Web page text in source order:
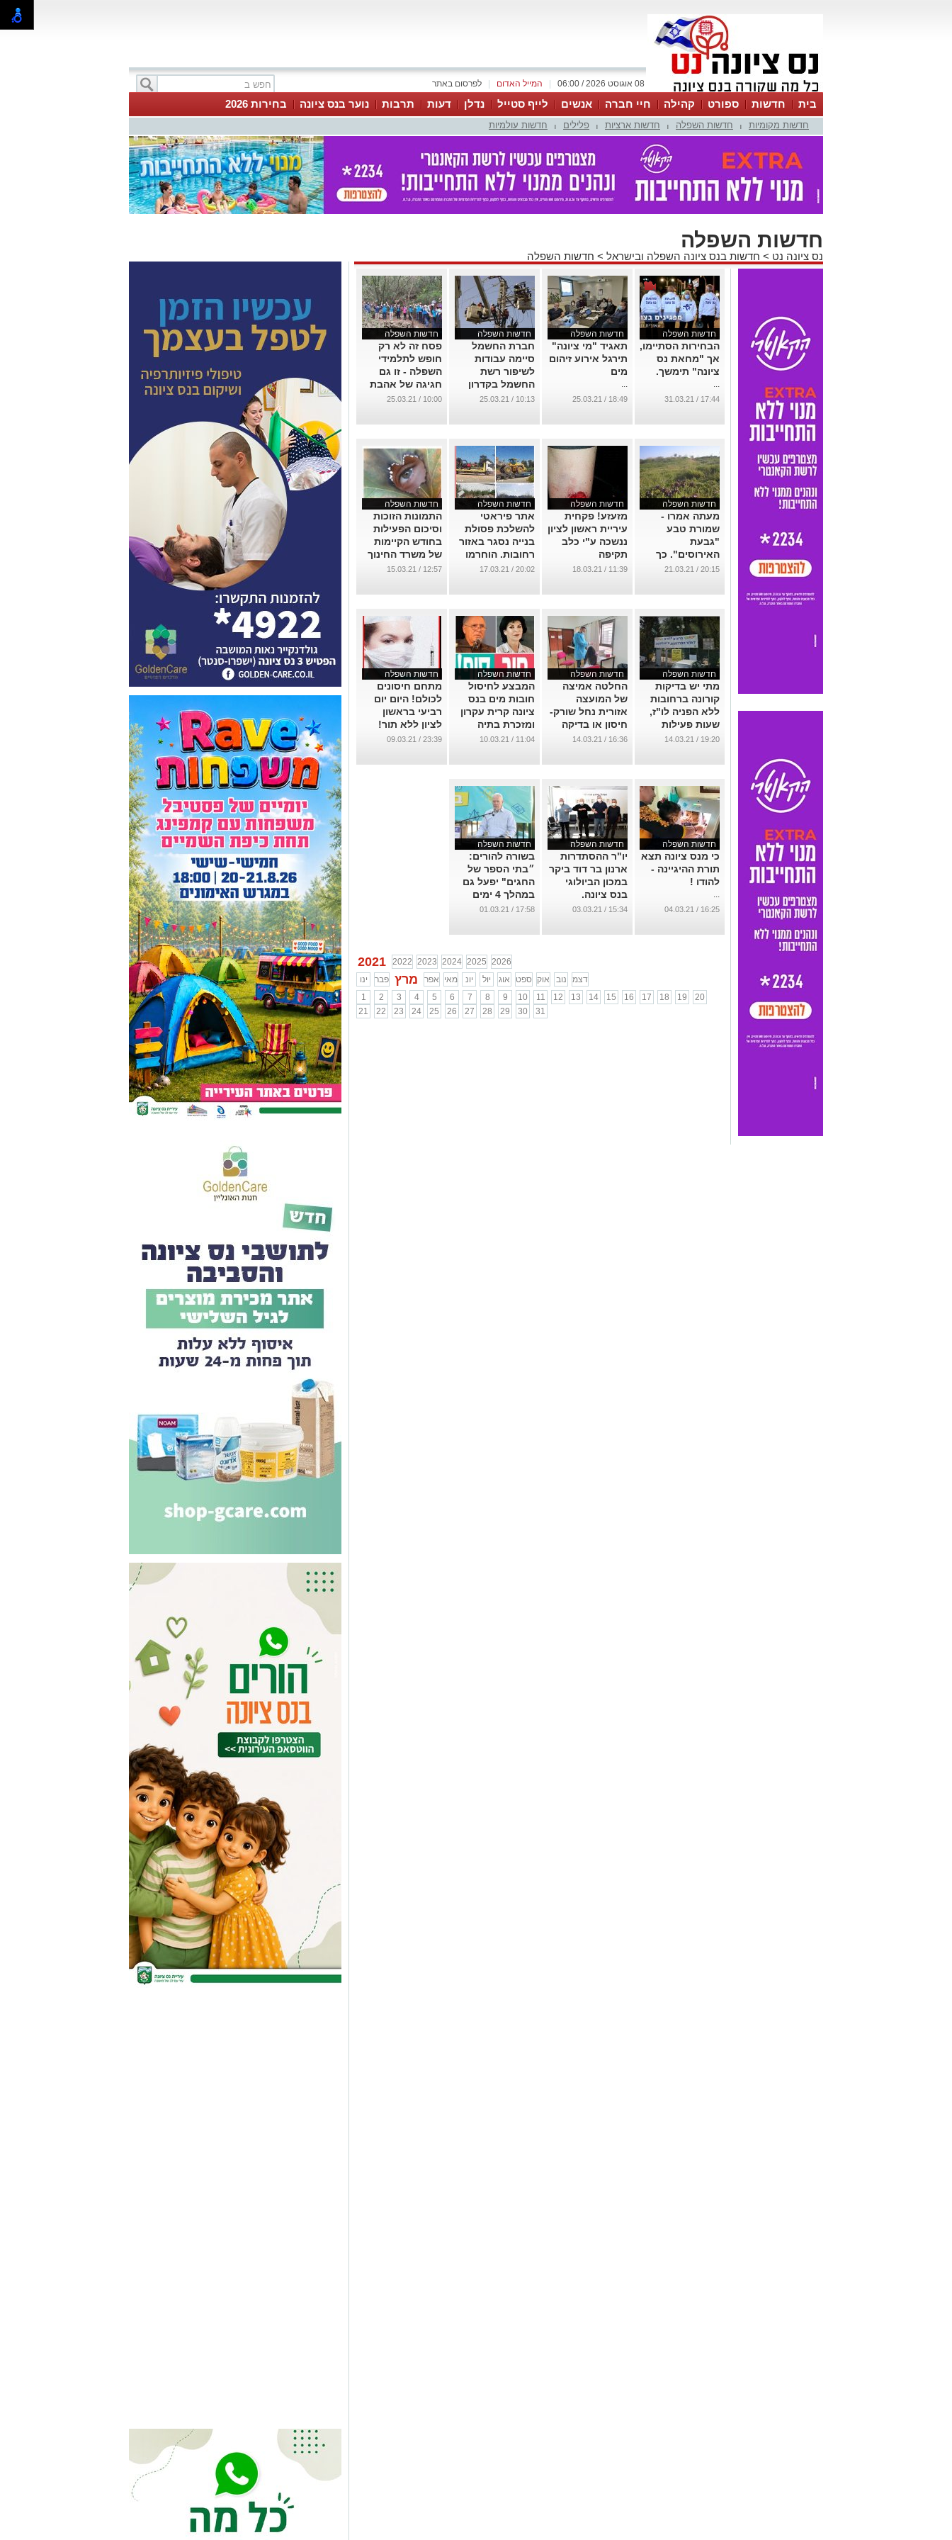
לפרסום באתר המייל האדום 08 אוגוסט 2026 / 06:00
בית חדשות ספורט קהילה חיי חברה אנשים לייף סטייל נדלן דעות תרבות נוער בנס ציונה בחירות 2026
חדשות מקומיות חדשות השפלה חדשות ארציות פלילים חדשות עולמיות
חדשות השפלה
נס ציונה נט > חדשות בנס ציונה השפלה ובישראל > חדשות השפלה
חדשות השפלה
הבחירות הסתיימו,
אך "מחאת נס
ציונה" תימשך.
...
17:44 / 31.03.21
חדשות השפלה
תאגיד "מי ציונה"
תירגל אירוע זיהום
מים
...
18:49 / 25.03.21
חדשות השפלה
חברת החשמל
סיימה עבודות
לשיפור רשת
החשמל בקדרון
ובית אלעזרי. מתי
ציונה?..
10:13 / 25.03.21
חדשות השפלה
פסח זה לא רק
חופש לתלמידי
השפלה - זו גם
חגיגה של אהבת
הארץ !
10:00 / 25.03.21
חדשות השפלה
מעתה אמרו -
שמורת טבע
"גבעת
האירוסים". כך
החליטה הוועדה
ובנייה
20:15 / 21.03.21
חדשות השפלה
מזעזע! פקחית
עיריית ראשון לציון
ננשכה ע"י כלב
תקיפה
...
11:39 / 18.03.21
חדשות השפלה
אתר פיראטי
להשלכת פסולת
בנייה נסגר באזור
רחובות. הוחרמו
כלי העבודה
...
20:02 / 17.03.21
חדשות השפלה
התמונות הזוכות
וסיכום הפעילות
בחודש הקיימות
של משרד החינוך
...
12:57 / 15.03.21
חדשות השפלה
מתי יש בדיקות
קורונה ברחובות
ללא הפניה לו"ז,
שעות פעילות
...
19:20 / 14.03.21
חדשות השפלה
החלטה אמיצה
של המועצה
אזורית נחל שורק-
חיסון או בדיקה
הם תנאי להגעת
למערכת החינוך
16:36 / 14.03.21
חדשות השפלה
המבצע לחיסול
חובות מים בנס
ציונה קרית עקרון
ומזכרת בתיה
מסתיים ב31.3 !!
11:04 / 10.03.21
חדשות השפלה
מתחם חיסונים
לכולם! היום יום
רביעי בראשון
לציון ללא תור!
...
23:39 / 09.03.21
חדשות השפלה
כי מנס ציונה תצא
תורת ההיגיינה -
להודו !
...
16:25 / 04.03.21
חדשות השפלה
יו"ר ההסתדרות
ארנון בר דוד ביקר
במכון הביולוגי
בנס ציונה.
...
15:34 / 03.03.21
חדשות השפלה
בשורה להורים:
״בתי הספר של
החגים" יפעל גם
במהלך 4 ימים
בחופשת הפסח
17:58 / 01.03.21
2021 2022 2023 2024 2025 2026
ינו
פבר מרץ אפר מאי יונ יול אוג ספט אוק נוב
דצמ
1
2 3 4 5 6 7 8 9 10 11 12 13 14 15 16 17 18 19
20
21
22 23 24 25 26 27 28 29 30 31